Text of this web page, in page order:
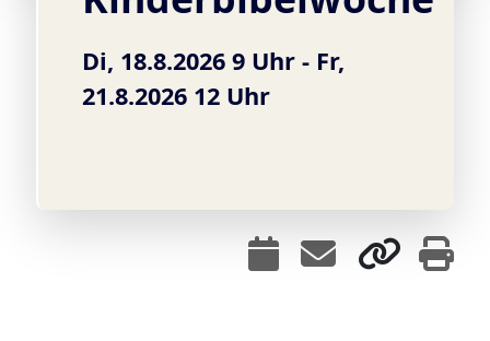
Di, 18.8.2026 9 Uhr - Fr,
21.8.2026 12 Uhr